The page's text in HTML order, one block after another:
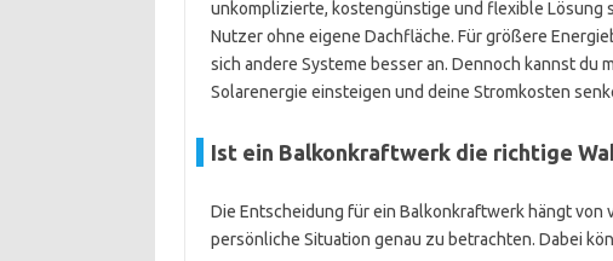
unkomplizierte, kostengünstige und flexible Lösung
Nutzer ohne eigene Dachfläche. Für größere
sich andere Systeme besser an. Dennoch kannst
Solarenergie einsteigen und deine Stromkosten
Ist ein Balkonkraftwerk die richtige
Die Entscheidung für ein Balkonkraftwerk hängt von
persönliche Situation genau zu betrachten. Dabei